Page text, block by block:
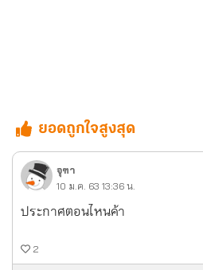
ยอดถูกใจสูงสุด
จุฑา
10 ม.ค. 63 13:36 น.
ประกาศตอนไหนค้า
2